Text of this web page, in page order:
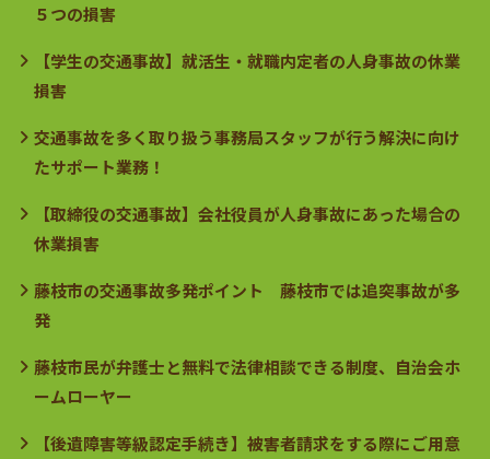
５つの損害
【学生の交通事故】就活生・就職内定者の人身事故の休業
損害
交通事故を多く取り扱う事務局スタッフが行う解決に向け
たサポート業務！
【取締役の交通事故】会社役員が人身事故にあった場合の
休業損害
藤枝市の交通事故多発ポイント 藤枝市では追突事故が多
発
藤枝市民が弁護士と無料で法律相談できる制度、自治会ホ
ームローヤー
【後遺障害等級認定手続き】被害者請求をする際にご用意